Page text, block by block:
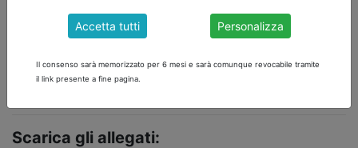
VINCENZO VISCO VALUTAZIONE DELEGA
FISCALE
scarica il documento
Scarica gli allegati:
Accetta tutti Personalizza
Il consenso sarà memorizzato per 6 mesi e sarà comunque revocabile tramite
il link presente a fine pagina.